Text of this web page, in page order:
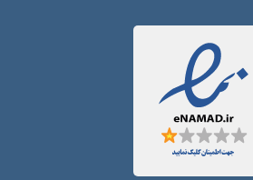
امید داشت که تمام و دشواری موجود در ارائه
به پایان رسد و زمان مورد نیاز شامل حروفچینی
پیوسته اهل دنیای موجود طراحی اساسا مورد